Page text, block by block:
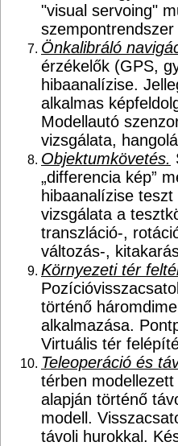
"visual servoing"
Önkalibráló
érzékelők (GPS,
hibaanalízise.
alkalmas
Modellautó
vizsgálata,
Objektumkövetés.
„differencia kép”
hibaanalízise
vizsgálata a
transzláció-,
változás-,
Környezeti tér
történő
alkalmazása.
Virtuális tér
Teleoperáció és
térben
alapján történő
modell.
távoli hurokkal.